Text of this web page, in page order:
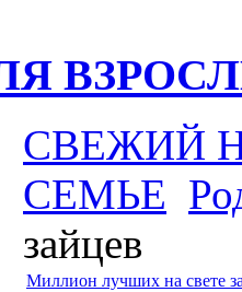
СВЕЖИЙ
СЕМЬЕ
зайцев
Миллион лучших на свете